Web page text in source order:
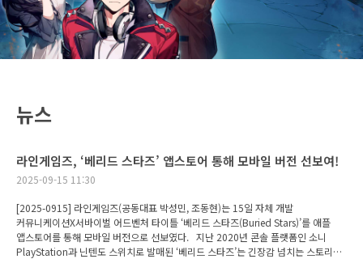
뉴스
라인게임즈, ‘베리드 스타즈’ 앱스토어 통해 모바일 버전 선보여!
2025-09-15 11:30
[2025-0915] 라인게임즈(공동대표 박성민, 조동현)는 15일 자체 개발
커뮤니케이션X서바이벌 어드벤처 타이틀 ‘베리드 스타즈(Buried Stars)’를 애플
앱스토어를 통해 모바일 버전으로 선보였다. 지난 2020년 콘솔 플랫폼인 소니
PlayStation과 닌텐도 스위치로 발매된 ‘베리드 스타즈’는 긴장감 넘치는 스토리